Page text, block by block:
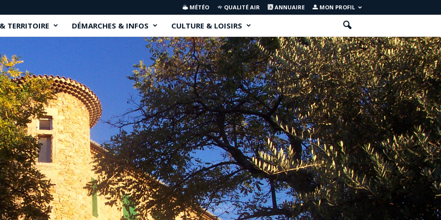
MÉTÉO QUALITÉ AIR ANNUAIRE MON PROFIL
TERRITOIRE DÉMARCHES & INFOS CULTURE & LOISIRS